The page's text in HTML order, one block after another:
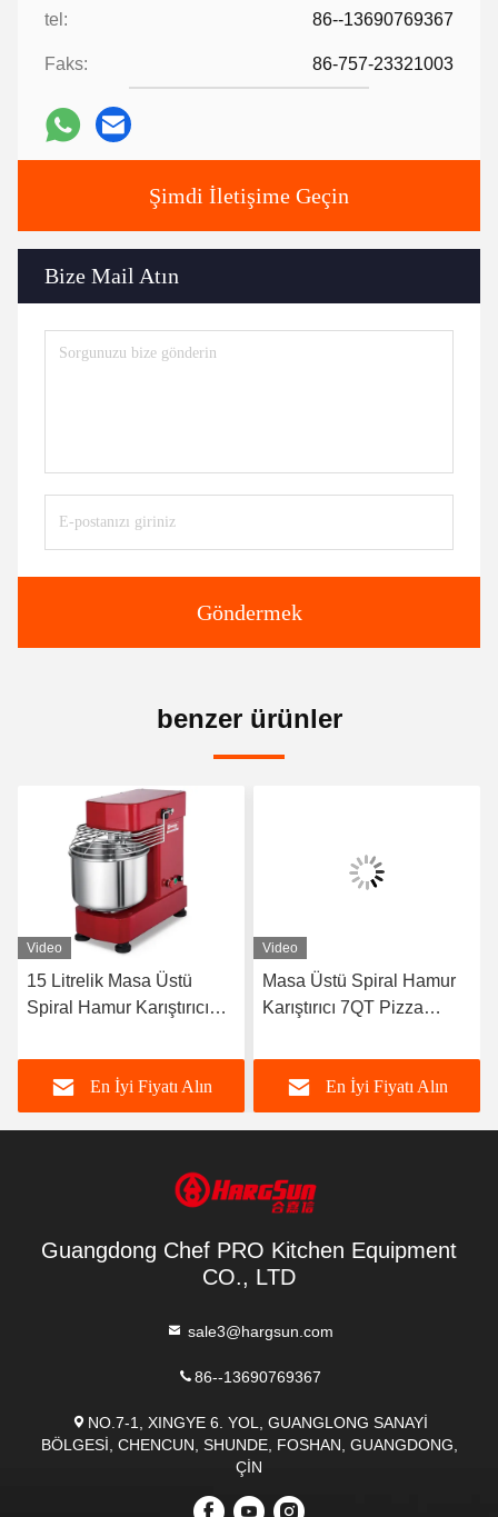
tel: 86--13690769367
Faks: 86-757-23321003
Şimdi İletişime Geçin
Bize Mail Atın
Göndermek
benzer ürünler
Video
15 Litrelik Masa Üstü
Spiral Hamur Karıştırıcı
Karıştırma Makinesi
En İyi Fiyatı Alın
Video
Masa Üstü Spiral Hamur
Karıştırıcı 7QT Pizza
3kg
En İyi Fiyatı Alın
Guangdong Chef PRO Kitchen Equipment
CO., LTD
sale3@hargsun.com
86--13690769367
NO.7-1, XINGYE 6. YOL, GUANGLONG SANAYİ
BÖLGESİ, CHENCUN, SHUNDE, FOSHAN, GUANGDONG,
ÇİN